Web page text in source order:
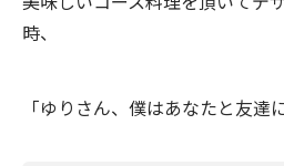
時、
「ゆりさん、僕はあなたと友達